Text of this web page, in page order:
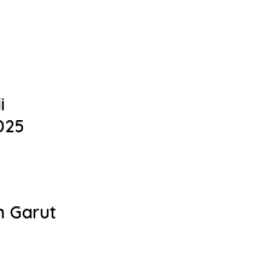
Garut